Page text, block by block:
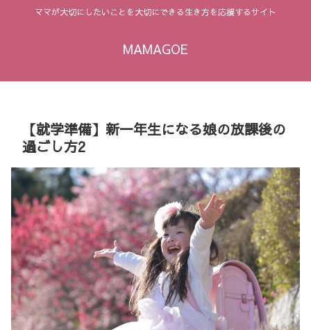
ママが大切にしたいことを大切にできる生き方を応援するサイト
MAMAGOE
【就学準備】新一年生になる娘の放課後の
過ごし方2